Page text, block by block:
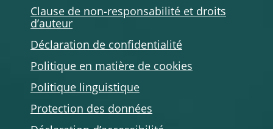
Clause de non-responsabilité et droits
d’auteur
Déclaration de confidentialité
Politique en matière de cookies
Politique linguistique
Protection des données